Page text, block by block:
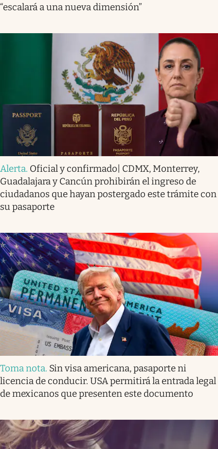
“escalará a una nueva dimensión”
Alerta. Oficial y confirmado| CDMX, Monterrey,
Guadalajara y Cancún prohibirán el ingreso de
ciudadanos que hayan postergado este trámite con
su pasaporte
Toma nota. Sin visa americana, pasaporte ni
licencia de conducir. USA permitirá la entrada legal
de mexicanos que presenten este documento